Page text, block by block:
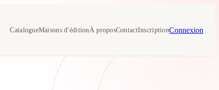
CatalogueMaisons d'édition À proposContactInscriptionConnexion